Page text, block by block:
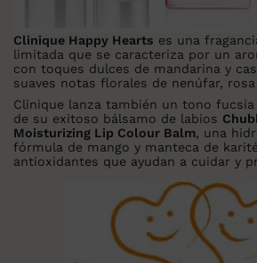
Clinique Happy Hearts es una
limitada que se caracteriza por un
con toques dulces de mandarina y
suaves notas florales de nenúfar, rosa
Clinique lanza también un tono
de su exitoso bálsamo de labios
Moisturizing Lip Colour Balm, una
fórmula de mango y manteca de
antioxidantes que ayudan a cuidar y